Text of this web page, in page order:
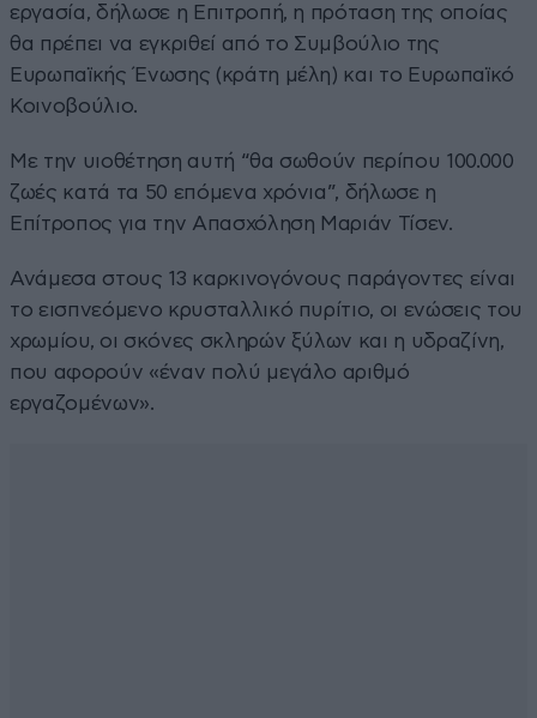
εργασία, δήλωσε η Επιτροπή, η πρόταση της οποίας
θα πρέπει να εγκριθεί από το Συμβούλιο της
Ευρωπαϊκής Ένωσης (κράτη μέλη) και το Ευρωπαϊκό
Κοινοβούλιο.
Με την υιοθέτηση αυτή “θα σωθούν περίπου 100.000
ζωές κατά τα 50 επόμενα χρόνια”, δήλωσε η
Επίτροπος για την Απασχόληση Μαριάν Τίσεν.
Ανάμεσα στους 13 καρκινογόνους παράγοντες είναι
το εισπνεόμενο κρυσταλλικό πυρίτιο, οι ενώσεις του
χρωμίου, οι σκόνες σκληρών ξύλων και η υδραζίνη,
που αφορούν «έναν πολύ μεγάλο αριθμό
εργαζομένων».